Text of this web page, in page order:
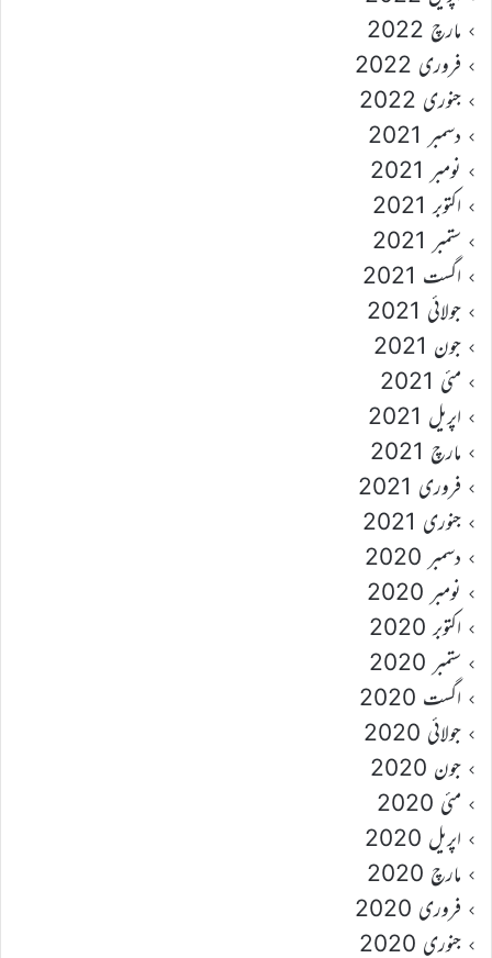
مارچ 2022
فروری 2022
جنوری 2022
دسمبر 2021
نومبر 2021
اکتوبر 2021
ستمبر 2021
اگست 2021
جولائی 2021
جون 2021
مئی 2021
اپریل 2021
مارچ 2021
فروری 2021
جنوری 2021
دسمبر 2020
نومبر 2020
اکتوبر 2020
ستمبر 2020
اگست 2020
جولائی 2020
جون 2020
مئی 2020
اپریل 2020
مارچ 2020
فروری 2020
جنوری 2020